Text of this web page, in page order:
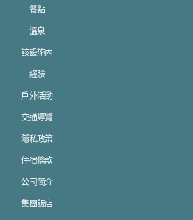
餐點
溫泉
該設施內
經驗
戶外活動
交通導覽
隱私政策
住宿條款
公司簡介
集團飯店